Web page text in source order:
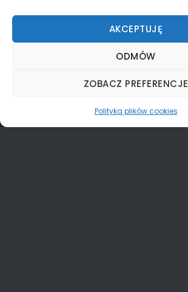
AKCEPTUJĘ
ODMÓW
ZOBACZ PREFERENCJE
Polityka plików cookies
Kadra trenerska
Skład Superliga mężczyzn